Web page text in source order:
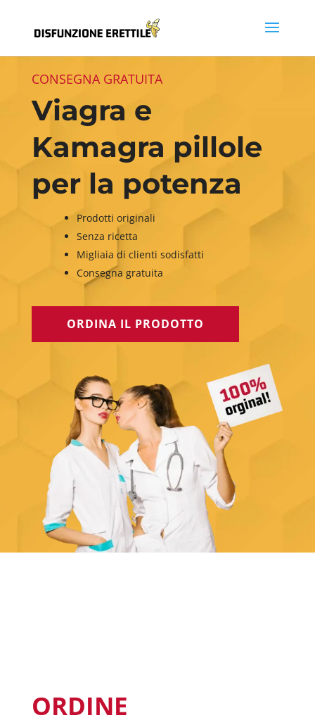
CONSEGNA GRATUITA
Viagra e
Kamagra pillole
per la potenza
Prodotti originali
Senza ricetta
Migliaia di clienti sodisfatti
Consegna gratuita
ORDINA IL PRODOTTO
ORDINE